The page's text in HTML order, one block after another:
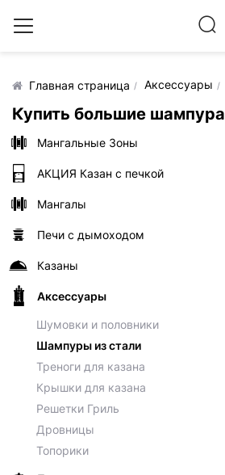
Главная страница Аксессуары
Купить большие шампура
Мангальные Зоны
АКЦИЯ Казан с печкой
Мангалы
Печи с дымоходом
Казаны
Аксессуары
Шумовки и половники
Шампуры из стали
Треноги для казана
Крышки для казана
Решетки Гриль
Дровницы
Топорики